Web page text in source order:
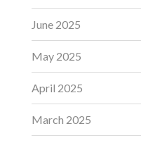
June 2025
May 2025
April 2025
March 2025